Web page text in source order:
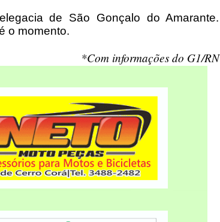
de São Gonçalo do Amarante.
o momento.
*Com informações do G1/RN